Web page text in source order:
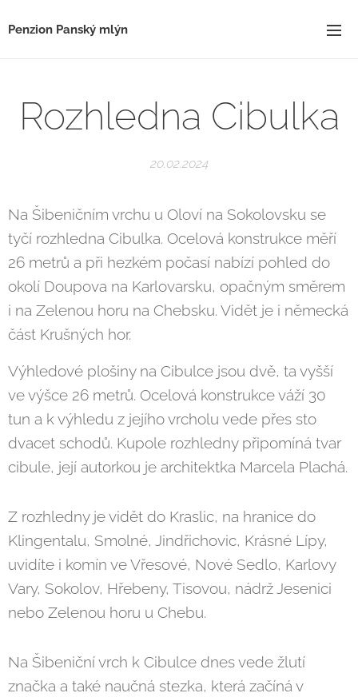
Penzion Panský mlýn
Rozhledna Cibulka
20.02.2024
Na Šibeničním vrchu u Oloví na Sokolovsku se
tyčí rozhledna Cibulka. Ocelová konstrukce měří
26 metrů a při hezkém počasí nabízí pohled do
okolí Doupova na Karlovarsku, opačným směrem
i na Zelenou horu na Chebsku. Vidět je i německá
část Krušných hor.
Výhledové plošiny na Cibulce jsou dvě, ta vyšší
ve výšce 26 metrů. Ocelová konstrukce váží 30
tun a k výhledu z jejího vrcholu vede přes sto
dvacet schodů. Kupole rozhledny připomíná tvar
cibule, její autorkou je architektka Marcela Plachá.
Z rozhledny je vidět do Kraslic, na hranice do
Klingentalu, Smolné, Jindřichovic, Krásné Lípy,
uvidíte i komín ve Vřesové, Nové Sedlo, Karlovy
Vary, Sokolov, Hřebeny, Tisovou, nádrž Jesenici
nebo Zelenou horu u Chebu.
Na Šibeniční vrch k Cibulce dnes vede žlutí
značka a také naučná stezka, která začíná v